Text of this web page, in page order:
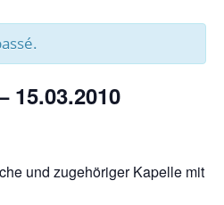
15.03.2010
und zugehöriger Kapelle mit